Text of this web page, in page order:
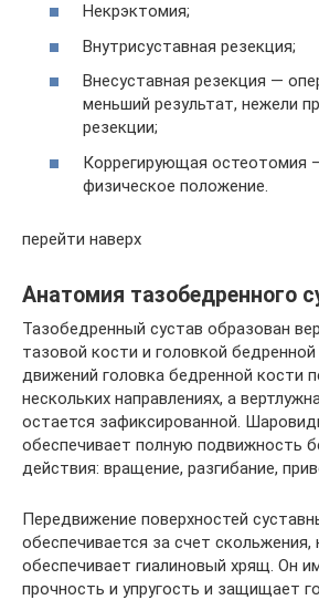
Некрэктомия;
Внутрисуставная резекция;
Внесуставная резекция —
меньший результат, нежели
резекции;
Коррегирующая остеотомия
физическое положение.
перейти наверх
Анатомия тазобедренного
Тазобедренный сустав образован
тазовой кости и головкой
движений головка бедренной кости
нескольких направлениях, а
остается зафиксированной.
обеспечивает полную подвижность
действия: вращение, разгибание,
Передвижение поверхностей
обеспечивается за счет скольжения,
обеспечивает гиалиновый хрящ. Он
прочность и упругость и защищает